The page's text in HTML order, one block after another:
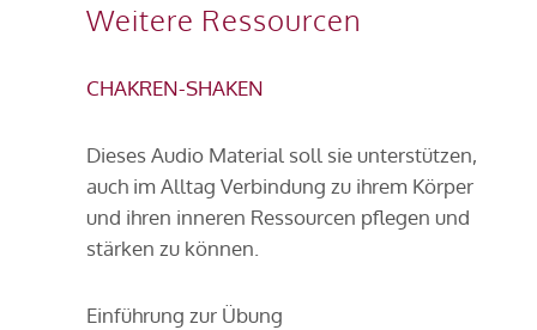
Weitere Ressourcen
CHAKREN-SHAKEN
Dieses Audio Material soll sie unterstützen,
auch im Alltag Verbindung zu ihrem Körper
und ihren inneren Ressourcen pflegen und
stärken zu können.
Einführung zur Übung